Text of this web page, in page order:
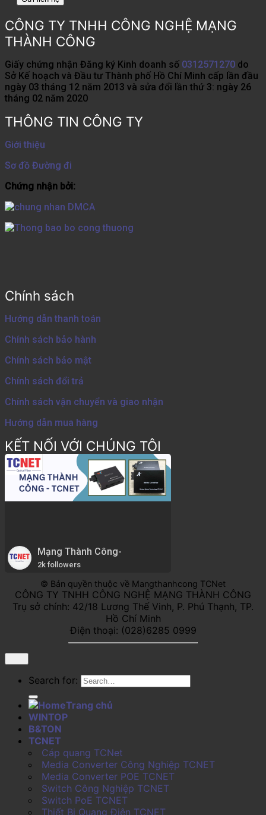
CÔNG TY TNHH CÔNG NGHỆ MẠNG
THÀNH CÔNG
Giấy chứng nhận Đăng ký Kinh doanh số 0312571270 do
Sở Kế hoạch và Đầu tư Thành phố Hồ Chí Minh cấp lần đầu
ngày 03 tháng 12 năm 2013 và sửa đổi lần thứ 3: ngày 26
tháng 02 năm 2020
THÔNG TIN CÔNG TY
Giới thiệu
Sơ đồ Đường đi
Chứng nhận bởi:
Chính sách
Hướng dẫn thanh toán
Chính sách bảo hành
Chính sách bảo mật
Chính sách đổi trả
Chính sách vận chuyển và giao nhận
Hướng dẫn mua hàng
KẾT NỐI VỚI CHÚNG TÔI
Mạng Thành Công-
2k followers
© Bản quyền thuộc về Mangthanhcong TCNet
CÔNG TY TNHH CÔNG NGHỆ MẠNG THÀNH CÔNG
Trụ sở chính: 42/18 Lương Thế Vinh, P. Phú Thạnh, TP.
Hồ Chí Minh
Điện thoại: (028)6285 0999
Search for:
Trang chủ
WINTOP
B&TON
TCNET
Cáp quang TCNet
Media Converter Công Nghiệp TCNET
Media Converter POE TCNET
Switch Công Nghiệp TCNET
Switch PoE TCNET
Thiết Bị Quang Điện TCNET